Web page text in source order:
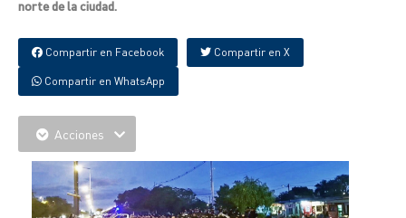
norte de la ciudad.
Compartir en Facebook Compartir en X
Compartir en WhatsApp
Acciones